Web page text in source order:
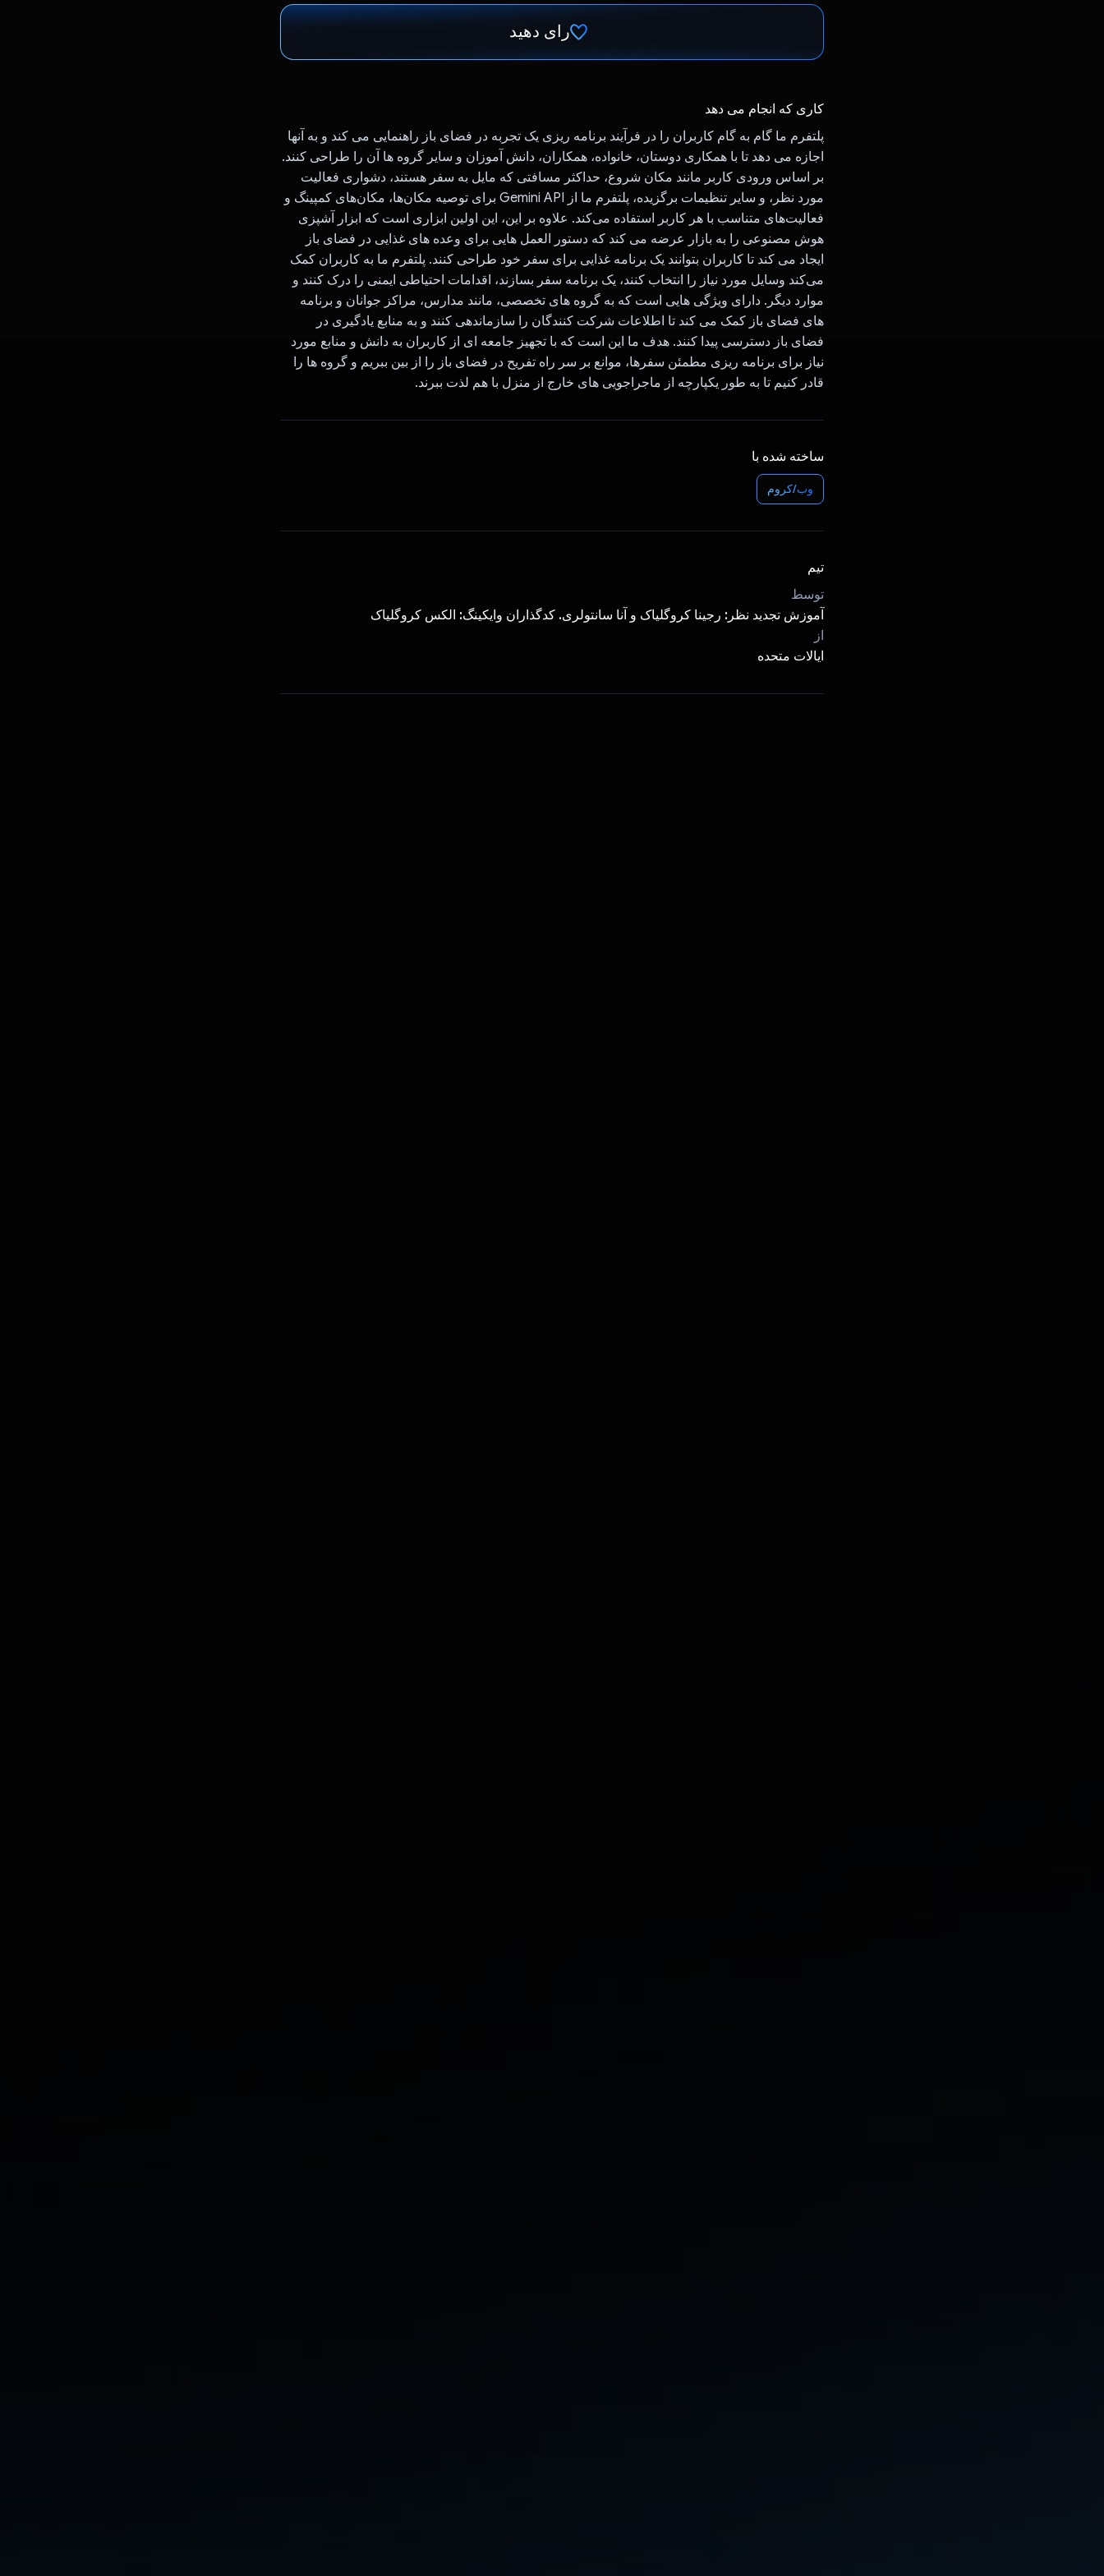
رای دهید
کاری که انجام می دهد
پلتفرم ما گام به گام کاربران را در فرآیند برنامه ریزی یک تجربه در فضای باز راهنمایی می کند و به آنها
اجازه می دهد تا با همکاری دوستان، خانواده، همکاران، دانش آموزان و سایر گروه ها آن را طراحی کنند.
بر اساس ورودی کاربر مانند مکان شروع، حداکثر مسافتی که مایل به سفر هستند، دشواری فعالیت
مورد نظر، و سایر تنظیمات برگزیده، پلتفرم ما از Gemini API برای توصیه مکان‌ها، مکان‌های کمپینگ و
فعالیت‌های متناسب با هر کاربر استفاده می‌کند. علاوه بر این، این اولین ابزاری است که ابزار آشپزی
هوش مصنوعی را به بازار عرضه می کند که دستور العمل هایی برای وعده های غذایی در فضای باز
ایجاد می کند تا کاربران بتوانند یک برنامه غذایی برای سفر خود طراحی کنند. پلتفرم ما به کاربران کمک
می‌کند وسایل مورد نیاز را انتخاب کنند، یک برنامه سفر بسازند، اقدامات احتیاطی ایمنی را درک کنند و
موارد دیگر. دارای ویژگی هایی است که به گروه های تخصصی، مانند مدارس، مراکز جوانان و برنامه
های فضای باز کمک می کند تا اطلاعات شرکت کنندگان را سازماندهی کنند و به منابع یادگیری در
فضای باز دسترسی پیدا کنند. هدف ما این است که با تجهیز جامعه ای از کاربران به دانش و منابع مورد
نیاز برای برنامه ریزی مطمئن سفرها، موانع بر سر راه تفریح ​​در فضای باز را از بین ببریم و گروه ها را
قادر کنیم تا به طور یکپارچه از ماجراجویی های خارج از منزل با هم لذت ببرند.
ساخته شده با
وب/کروم
تیم
توسط
آموزش تجدید نظر: رجینا کروگلیاک و آنا سانتولری. کدگذاران وایکینگ: الکس کروگلیاک
از
ایالات متحده